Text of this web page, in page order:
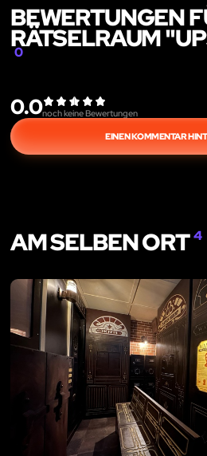
BEWERTUNGEN
RÄTSELRAUM
0
0.0noch keine Bewertungen
EINEN KOMMENTAR
AM SELBEN ORT4